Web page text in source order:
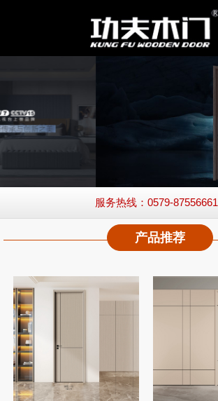
服务热线：0579-87556661
产品推荐